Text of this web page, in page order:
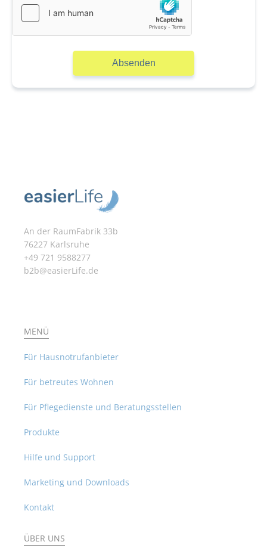
Absenden
An der RaumFabrik 33b
76227 Karlsruhe
+49 721 9588277
b2b@easierLife.de
MENÜ
Für Hausnotrufanbieter
Für betreutes Wohnen
Für Pflegedienste und Beratungsstellen
Produkte
Hilfe und Support
Marketing und Downloads
Kontakt
ÜBER UNS